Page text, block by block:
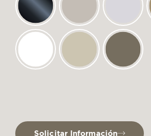
Solicitar Información